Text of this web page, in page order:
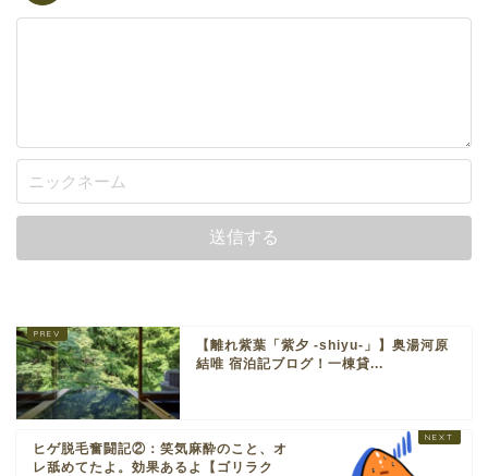
【離れ紫葉「紫夕 -shiyu-」】奥湯河原
結唯 宿泊記ブログ！一棟貸...
ヒゲ脱毛奮闘記②：笑気麻酔のこと、オ
レ舐めてたよ。効果あるよ【ゴリラク